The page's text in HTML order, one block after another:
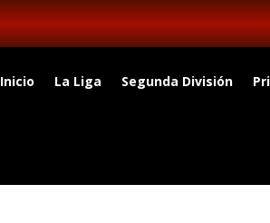
Inicio La Liga Segunda División